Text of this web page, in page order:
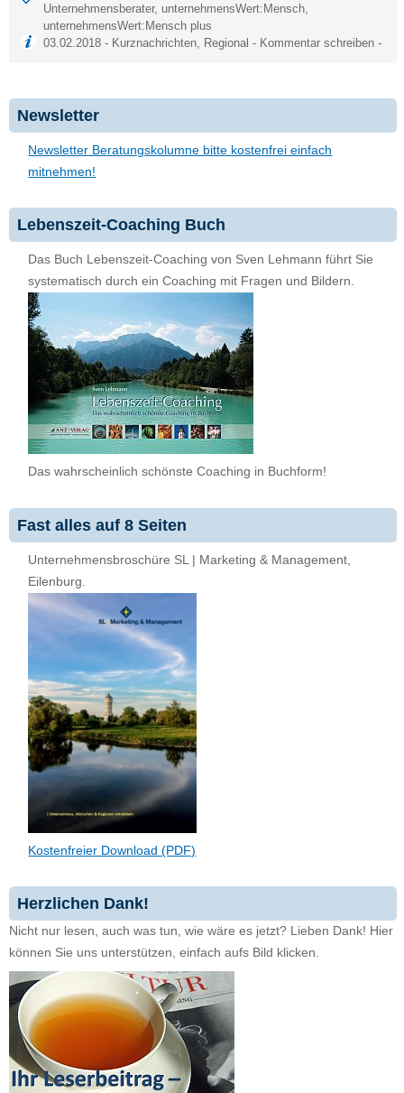
Unternehmensberater, unternehmensWert:Mensch
unternehmensWert:Mensch plus
03.02.2018 - Kurznachrichten Regional - Kommentar schreiben -
Newsletter
Newsletter Beratungskolumne bitte kostenfrei einfach
mitnehmen!
Lebenszeit-Coaching Buch
Das Buch Lebenszeit-Coaching von Sven Lehmann führt Sie
systematisch durch ein Coaching mit Fragen und Bildern.
Das wahrscheinlich schönste Coaching in Buchform!
Fast alles auf 8 Seiten
Unternehmensbroschüre SL | Marketing & Management,
Eilenburg.
Kostenfreier Download (PDF)
Herzlichen Dank!
Nicht nur lesen, auch was tun, wie wäre es jetzt? Lieben Dank! Hier
können Sie uns unterstützen, einfach aufs Bild klicken.